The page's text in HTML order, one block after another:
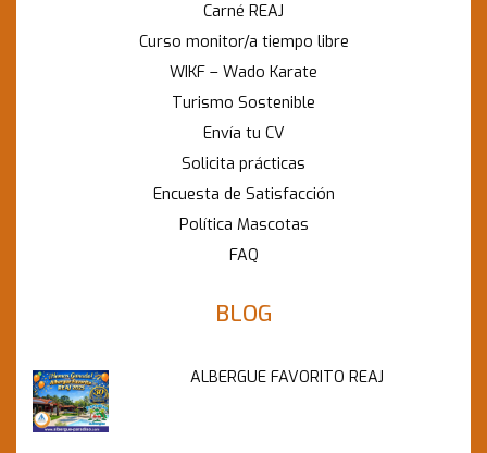
Carné REAJ
Curso monitor/a tiempo libre
WIKF – Wado Karate
Turismo Sostenible
Envía tu CV
Solicita prácticas
Encuesta de Satisfacción
Política Mascotas
FAQ
BLOG
ALBERGUE FAVORITO REAJ